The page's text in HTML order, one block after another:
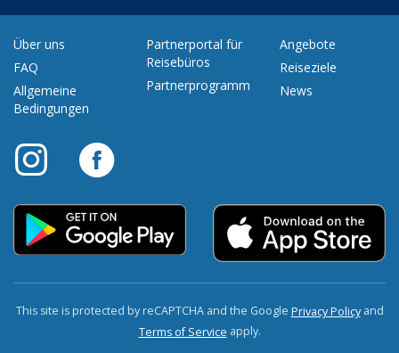
Über uns
FAQ
Allgemeine
Bedingungen
Partnerportal für
Reisebüros
Partnerprogramm
Angebote
Reiseziele
News
This site is protected by reCAPTCHA and the Google Privacy Policyand
Terms of Service apply.